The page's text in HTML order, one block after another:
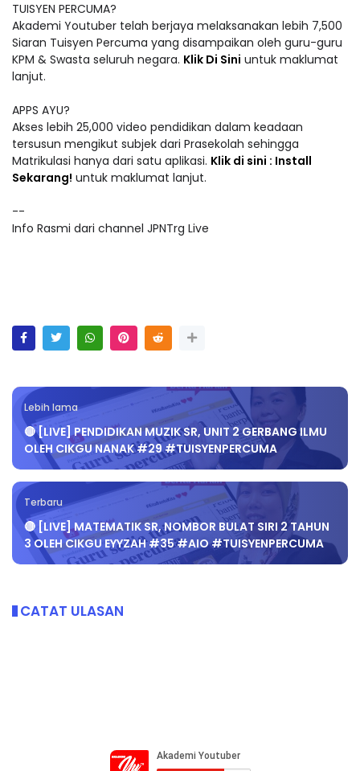
TUISYEN PERCUMA?
Akademi Youtuber telah berjaya melaksanakan lebih 7,500
Siaran Tuisyen Percuma yang disampaikan oleh guru-guru
KPM & Swasta seluruh negara. Klik Di Sini untuk maklumat
lanjut.
APPS AYU?
Akses lebih 25,000 video pendidikan dalam keadaan
tersusun mengikut subjek dari Prasekolah sehingga
Matrikulasi hanya dari satu aplikasi. Klik di sini : Install
Sekarang! untuk maklumat lanjut.
--
Info Rasmi dari channel JPNTrg Live
Lebih lama
🔴 [LIVE] PENDIDIKAN MUZIK SR, UNIT 2 GERBANG ILMU
OLEH CIKGU NANAK #29 #TUISYENPERCUMA
Terbaru
🔴 [LIVE] MATEMATIK SR, NOMBOR BULAT SIRI 2 TAHUN
3 OLEH CIKGU EYYZAH #35 #AIO #TUISYENPERCUMA
CATAT ULASAN